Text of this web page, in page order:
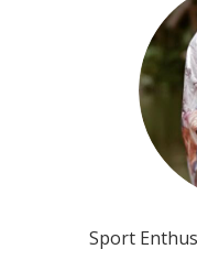
Sport